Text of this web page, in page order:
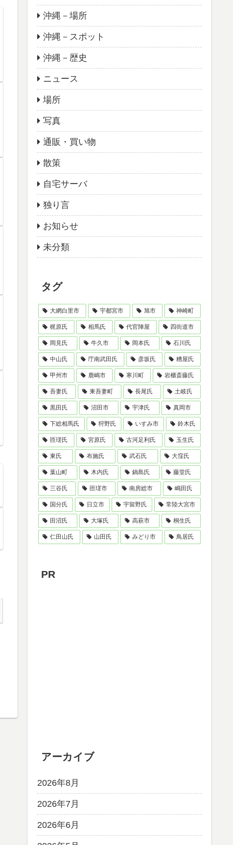
沖縄－場所
沖縄－スポット
沖縄－歴史
ニュース
場所
写真
通販・買い物
散策
自宅サーバ
独り言
お知らせ
未分類
タグ
大網白里市 宇都宮市 旭市 神崎町
梶原氏 相馬氏 代官陣屋 四街道市
岡見氏 牛久市 岡本氏 石川氏
中山氏 庁南武田氏 彦坂氏 糟屋氏
甲州市 鹿嶋市 寒川町 岩櫃斎藤氏
吾妻氏 東吾妻町 長尾氏 土岐氏
黒田氏 沼田市 宇津氏 真岡市
下総相馬氏 狩野氏 いすみ市 鈴木氏
匝瑳氏 宮原氏 古河足利氏 玉生氏
東氏 布施氏 武石氏 大窪氏
葉山町 木内氏 鍋島氏 藤堂氏
三谷氏 匝瑳市 南房総市 嶋田氏
国分氏 日立市 宇留野氏 常陸大宮市
田沼氏 大塚氏 高萩市 桐生氏
仁田山氏 山田氏 みどり市 鳥居氏
PR
アーカイブ
2026年8月
2026年7月
2026年6月